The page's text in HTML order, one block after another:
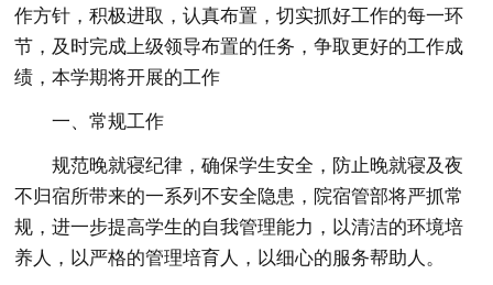
作方针，积极进取，认真布置，切实抓好工作的每一环
节，及时完成上级领导布置的任务，争取更好的工作成
绩，本学期将开展的工作
一、常规工作
规范晚就寝纪律，确保学生安全，防止晚就寝及夜
不归宿所带来的一系列不安全隐患，院宿管部将严抓常
规，进一步提高学生的自我管理能力，以清洁的环境培
养人，以严格的管理培育人，以细心的服务帮助人。